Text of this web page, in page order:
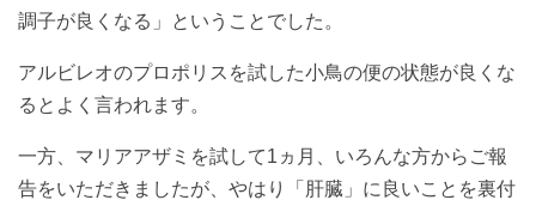
調子が良くなる」ということでした。
アルビレオのプロポリスを試した小鳥の便の状態が良くな
るとよく言われます。
一方、マリアアザミを試して1ヵ月、いろんな方からご報
告をいただきましたが、やはり「肝臓」に良いことを裏付